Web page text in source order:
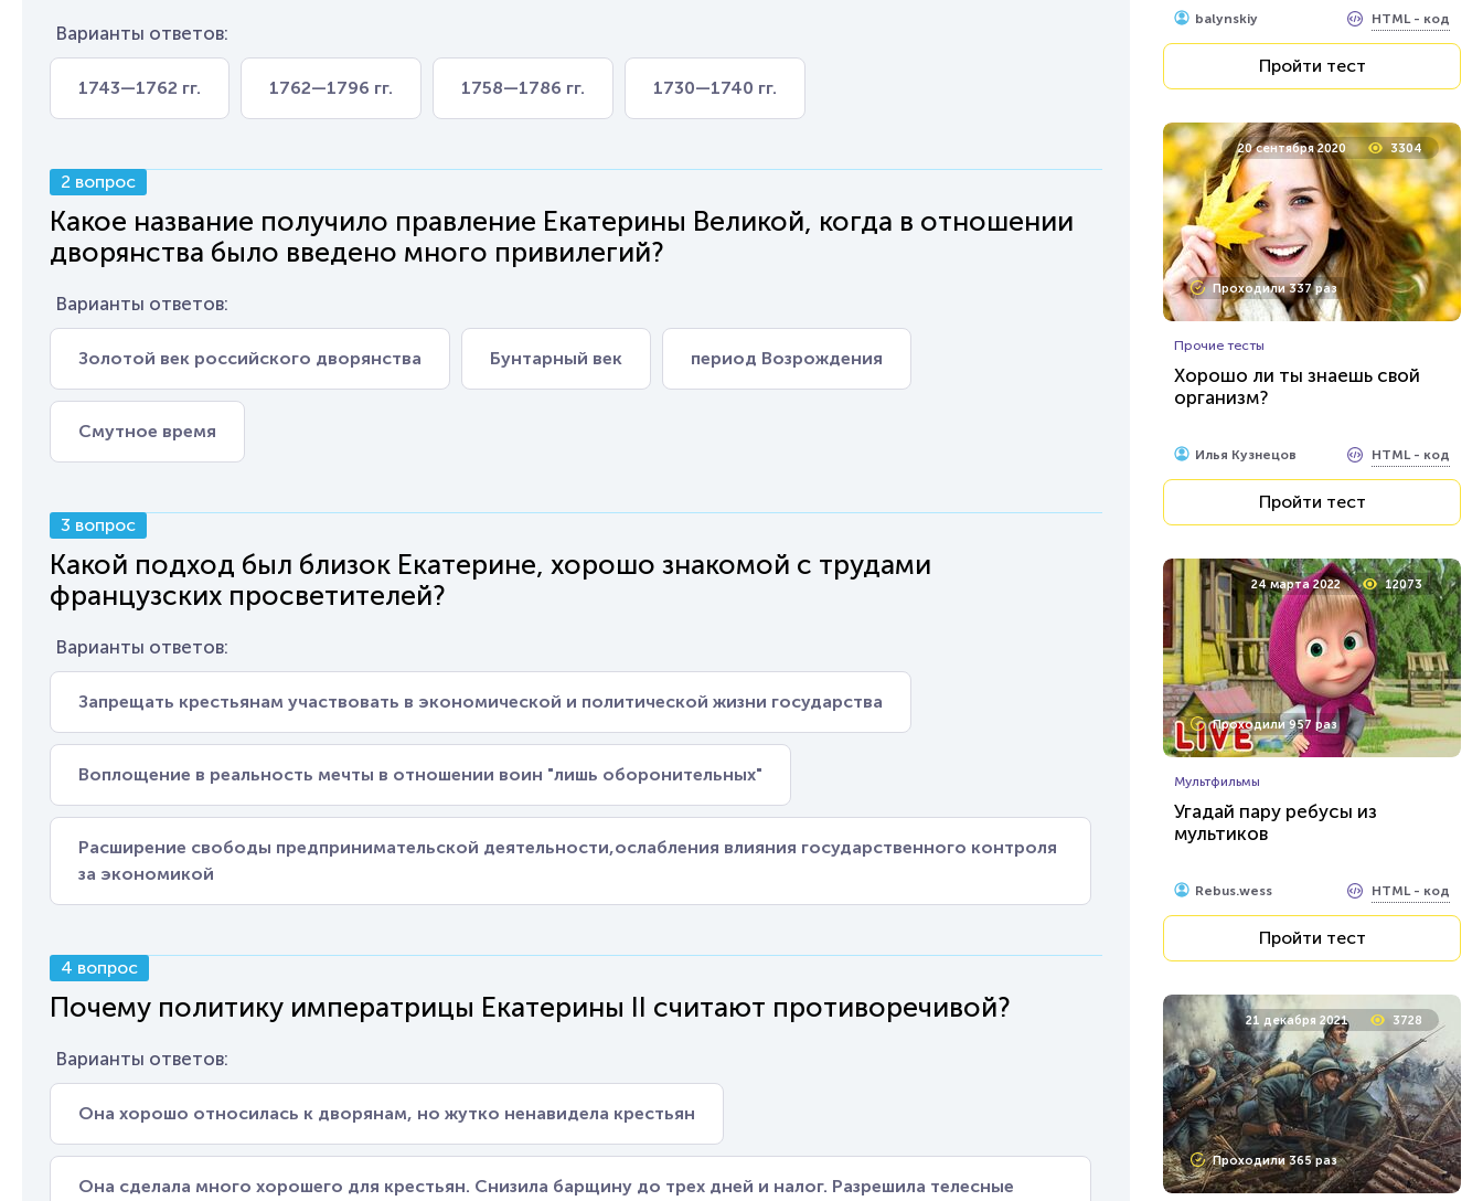
Варианты ответов:
1743—1762 гг. 1762—1796 гг. 1758—1786 гг. 1730—1740 гг.
2 вопрос
Какое название получило правление Екатерины Великой, когда в отношении
дворянства было введено много привилегий?
Варианты ответов:
Золотой век российского дворянства Бунтарный век период Возрождения
Смутное время
3 вопрос
Какой подход был близок Екатерине, хорошо знакомой с трудами
французских просветителей?
Варианты ответов:
Запрещать крестьянам участвовать в экономической и политической жизни государства
Воплощение в реальность мечты в отношении воин "лишь оборонительных"
Расширение свободы предпринимательской деятельности,ослабления влияния государственного контроля
за экономикой
4 вопрос
Почему политику императрицы Екатерины II считают противоречивой?
Варианты ответов:
Она хорошо относилась к дворянам, но жутко ненавидела крестьян
Она сделала много хорошего для крестьян. Снизила барщину до трех дней и налог. Разрешила телесные
balynskiy HTML - код
Пройти тест
20 сентября 2020 3304
Проходили 337 раз
Прочие тесты
Хорошо ли ты знаешь свой
организм?
Илья Кузнецов HTML - код
Пройти тест
24 марта 2022 12073
Проходили 957 раз
Мультфильмы
Угадай пару ребусы из
мультиков
Rebus.wess HTML - код
Пройти тест
21 декабря 2021 3728
Проходили 365 раз